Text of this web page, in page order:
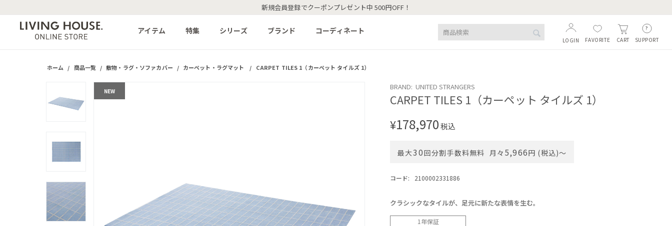
新規会員登録でクーポンプレゼント中 500円OFF！
アイテム 特集 シリーズ ブランド コーディネート
SUPPORT
CART
FAVORITE
LOGIN
ホーム / 商品一覧 / 敷物・ラグ・ソファカバー / カーペット・ラグマット / CARPET TILES 1（カーペット タイルズ 1）
NEW BRAND: UNITED STRANGERS
CARPET TILES 1（カーペット タイルズ 1）
¥178,970税込
最大30回分割手数料無料 月々 5,966円 (税込)〜
コード: 2100002331886
クラシックなタイルが、足元に新たな表情を生む。
1年保証